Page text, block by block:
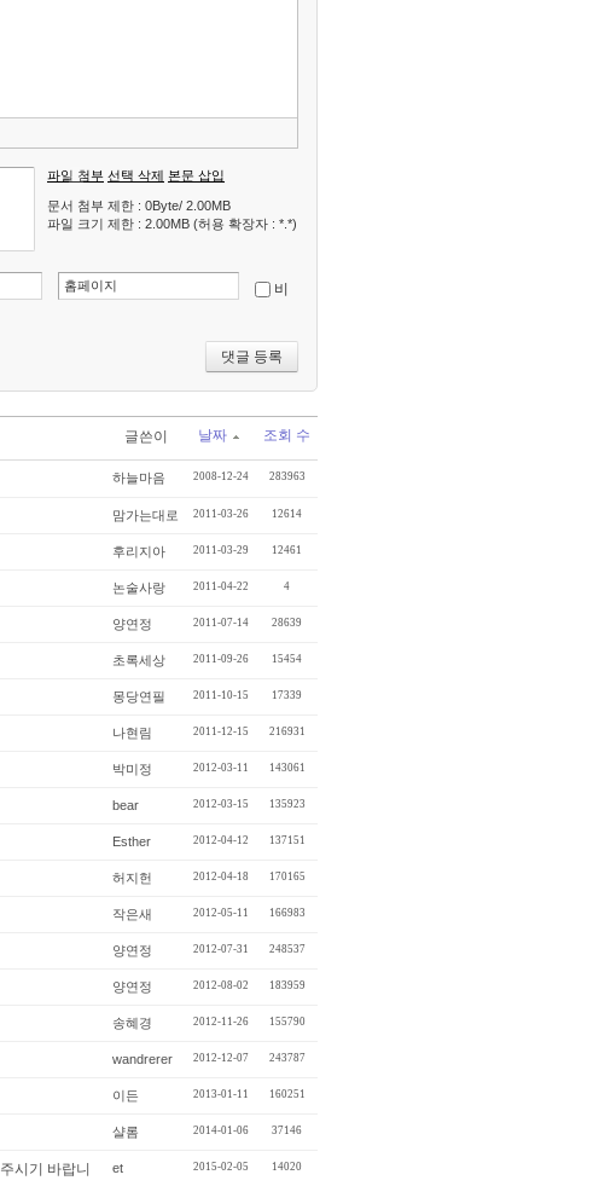
파일 첨부 선택 삭제 본문 삽입
문서 첨부 제한 : 0Byte/ 2.00MB
파일 크기 제한 : 2.00MB (허용 확장자 : *.*)
비
글쓴이 날짜 조회 수
하늘마음 2008-12-24 283963
맘가는대로 2011-03-26 12614
후리지아 2011-03-29 12461
논술사랑 2011-04-22 4
양연정 2011-07-14 28639
초록세상 2011-09-26 15454
몽당연필 2011-10-15 17339
나현림 2011-12-15 216931
박미정 2012-03-11 143061
bear 2012-03-15 135923
Esther 2012-04-12 137151
허지헌 2012-04-18 170165
작은새 2012-05-11 166983
양연정 2012-07-31 248537
양연정 2012-08-02 183959
송혜경 2012-11-26 155790
wandrerer 2012-12-07 243787
이든 2013-01-11 160251
샬롬 2014-01-06 37146
et 2015-02-05 14020